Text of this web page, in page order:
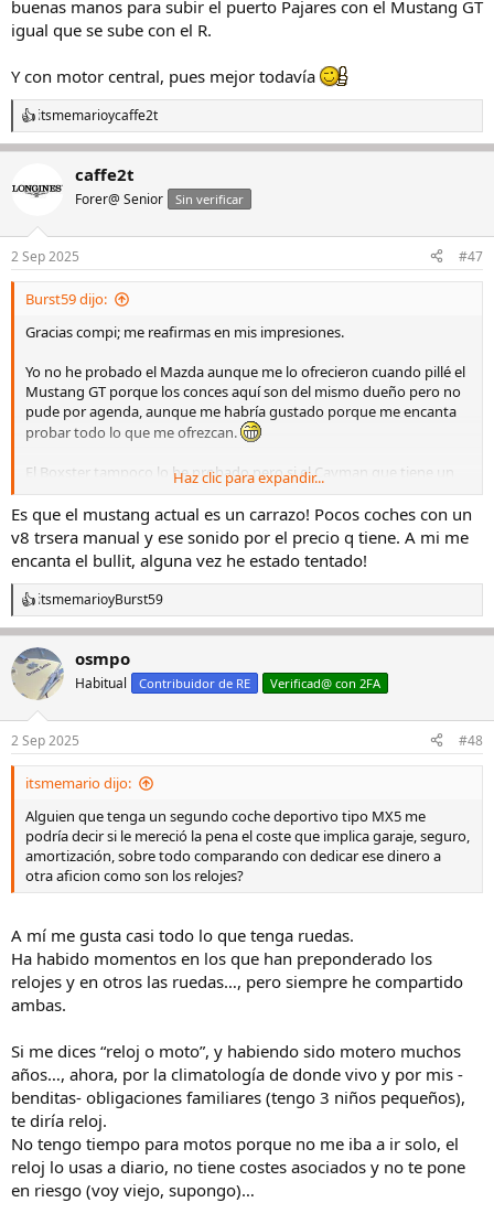
buenas manos para subir el puerto Pajares con el Mustang GT
igual que se sube con el R.
Y con motor central, pues mejor todavía
R
e
c
e
s
itsmemarioycaffe2t
caffe2t
Forer@ Senior Sin verificar
2 Sep 2025 #47
Burst59 dijo:
Gracias compi; me reafirmas en mis impresiones.
Yo no he probado el Mazda aunque me lo ofrecieron cuando pillé el
Mustang GT porque los conces aquí son del mismo dueño pero no
pude por agenda, aunque me habría gustado porque me encanta
probar todo lo que me ofrezcan.
El Boxster tampoco lo he probado pero si el Cayman que tiene un
primo de mi mujer y me gusta por lo equilibrado del motor central,
pero en Porsche soy de 911 y si es clásico (964 o anteriores) mejor
que mejor… aunque no le haría ascos a un 997, 991 o 992.
En cuanto al comportamiento me hace gracia lo que comentas del
“bisturí” porque es precisamente lo que pienso del R respecto al
Mustang; como cortar carne con un bisturí frente a ir abriéndote
camino por la maleza con un machete muy bien afilado:
suspensiones independientes (McPherson/triángulos),
autoblocante, Brembo de 6 pistones/380 mm delante-4
pistones/330 atrás, cambio con recorridos cortos y muy buen
tacto... pero lo que no equipé en su día fueron los recaro porque los
probé en uno de gerencia y me parecieron incómodos para el uso
bastante habitual que le doy.
Son dos conceptos muy diferentes aunque muy divertidos a su
manera, pero por poner un ejemplo, harían falta muy buenas
manos para subir el puerto Pajares con el Mustang GT igual que se
sube con el R.
Y con motor central, pues mejor todavía
Haz clic para expandir...
Es que el mustang actual es un carrazo! Pocos coches con un
v8 trsera manual y ese sonido por el precio q tiene. A mi me
encanta el bullit, alguna vez he estado tentado!
R
e
c
i
e
s
itsmemarioyBurst59
osmpo
Habitual Contribuidor de RE Verificad@ con 2FA
2 Sep 2025 #48
itsmemario dijo:
Alguien que tenga un segundo coche deportivo tipo MX5 me
podría decir si le mereció la pena el coste que implica garaje, seguro,
amortización, sobre todo comparando con dedicar ese dinero a
otra aficion como son los relojes?
A mí me gusta casi todo lo que tenga ruedas.
Ha habido momentos en los que han preponderado los
relojes y en otros las ruedas…, pero siempre he compartido
ambas.
Si me dices “reloj o moto”, y habiendo sido motero muchos
años…, ahora, por la climatología de donde vivo y por mis -
benditas- obligaciones familiares (tengo 3 niños pequeños),
te diría reloj.
No tengo tiempo para motos porque no me iba a ir solo, el
reloj lo usas a diario, no tiene costes asociados y no te pone
en riesgo (voy viejo, supongo)…